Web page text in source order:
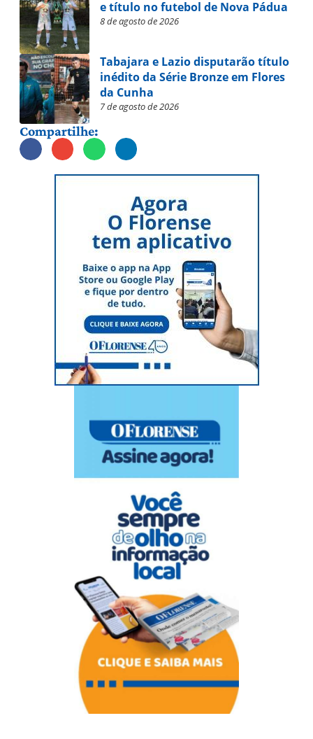
e título no futebol de Nova Pádua
8 de agosto de 2026
Tabajara e Lazio disputarão título
inédito da Série Bronze em Flores
da Cunha
7 de agosto de 2026
Compartilhe: